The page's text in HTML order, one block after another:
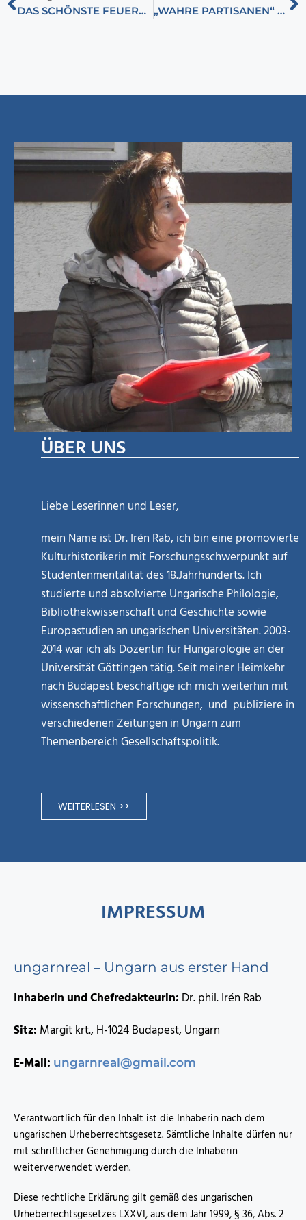
DAS SCHÖNSTE FEUERWERK ALLER ZEITEN „WAHRE PARTISANEN“ – IDENTITÄREN BEWEGUNG IN UNGARN
ÜBER UNS
Liebe Leserinnen und Leser,
mein Name ist Dr. Irén Rab, ich bin eine promovierte
Kulturhistorikerin mit Forschungsschwerpunkt auf
Studentenmentalität des 18.Jahrhunderts. Ich
studierte und absolvierte Ungarische Philologie,
Bibliothekwissenschaft und Geschichte sowie
Europastudien an ungarischen Universitäten. 2003-
2014 war ich als Dozentin für Hungarologie an der
Universität Göttingen tätig. Seit meiner Heimkehr
nach Budapest beschäftige ich mich weiterhin mit
wissenschaftlichen Forschungen, und publiziere in
verschiedenen Zeitungen in Ungarn zum
Themenbereich Gesellschaftspolitik.
WEITERLESEN >>
IMPRESSUM
ungarnreal – Ungarn aus erster Hand
Inhaberin und Chefredakteurin: Dr. phil. Irén Rab
Sitz: Margit krt., H-1024 Budapest, Ungarn
E-Mail: ungarnreal@gmail.com
Verantwortlich für den Inhalt ist die Inhaberin nach dem
ungarischen Urheberrechtsgesetz. Sämtliche Inhalte dürfen nur
mit schriftlicher Genehmigung durch die Inhaberin
weiterverwendet werden.
Diese rechtliche Erklärung gilt gemäß des ungarischen
Urheberrechtsgesetzes LXXVI, aus dem Jahr 1999, § 36, Abs. 2